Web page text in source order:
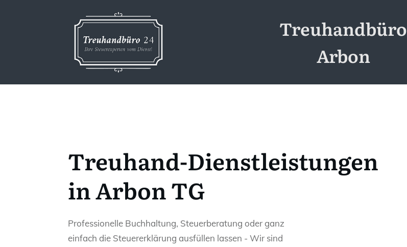
Treuhandbüro
Arbon
Treuhand-Dienstleistungen
in Arbon TG
Professionelle Buchhaltung, Steuerberatung oder ganz
einfach die Steuererklärung ausfüllen lassen - Wir sind